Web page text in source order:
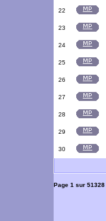
22
23
24
25
26
27
28
29
30
Page 1 sur 51328